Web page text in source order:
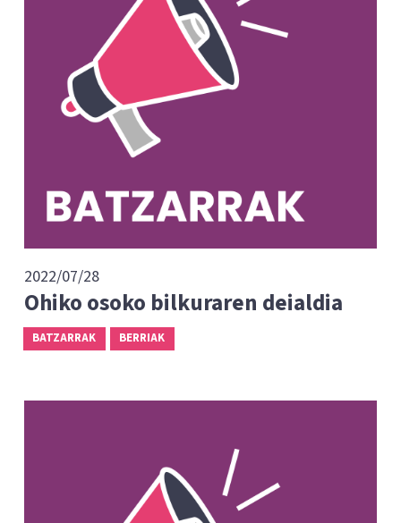
2022/07/28
Ohiko osoko bilkuraren deialdia
BATZARRAK BERRIAK